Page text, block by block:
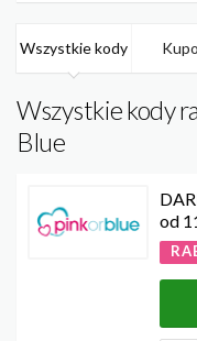
Wszystkie kody
Wszystkie kody
Blue
od